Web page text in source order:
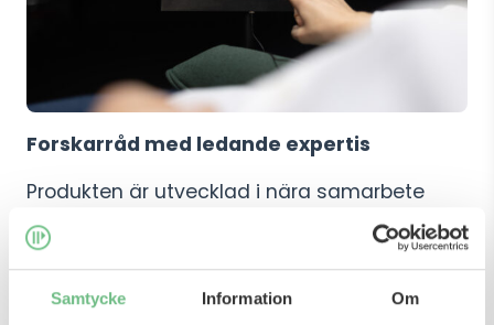
Samtycke Information Om
Forskarråd med ledande expertis
Produkten är utvecklad i nära samarbete
med Promas forskarråd, som samlar
ledande expertis inom oxytocin, mental
varit vägledande i utvecklingen av såväl